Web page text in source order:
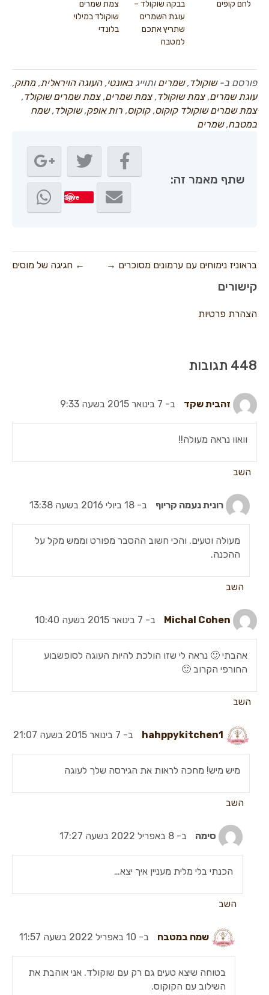
לחם קופים
בבקה שוקולד –
עוגת השמרים
שתריץ אתכם
למטבח
צמת שמרים
שוקולד במילוי
בלונדי
פורסם ב-שוקולד,שמרים ותוייג באונטי,העוגה הויראלית,מתוק,
עוגת שמרים,צמת שוקולד,צמת שמרים,צמת שמרים שוקולד,
צמת שמרים שוקולד קוקוס,קוקוס, רות אופק,שוקולד,שמח
במטבח,שמרים
שתף מאמר זה:
Save
← חגיגה של מוסים בראוניז נימוחים עם ערמונים מסוכרים →
קישורים
הצהרת פרטיות
זהבית שקד ב- 7 בינואר 2015 בשעה 9:33
וואוו נראה מעולה!!
השב
רונית נעמה קריוף ב- 18 ביולי 2016 בשעה 13:38
מעולה וטעים. והכי חשוב ההסבר מפורט וממש מקל על
ההכנה.
השב
Michal Cohen ב- 7 בינואר 2015 בשעה 10:40
אהבתי 🙂 נראה לי שזו הולכת להיות העוגה לסופשבוע
החורפי הקרוב 🙂
השב
hahppykitchen1 ב- 7 בינואר 2015 בשעה 21:07
מיש מיש! מחכה לראות את הגירסה שלך לעוגה
השב
סימה ב- 8 באפריל 2022 בשעה 17:27
הכנתי בלי מלית מעניין איך יצא…
השב
שמח במטבח ב- 10 באפריל 2022 בשעה 11:57
בטוחה שיצא טעים גם רק עם שוקולד. אני אוהבת את
השילוב עם הקוקוס.